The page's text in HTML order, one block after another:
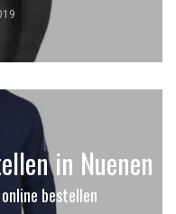
in Nuenen
bestellen